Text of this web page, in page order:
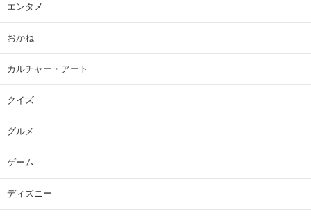
エンタメ
おかね
カルチャー・アート
クイズ
グルメ
ゲーム
ディズニー